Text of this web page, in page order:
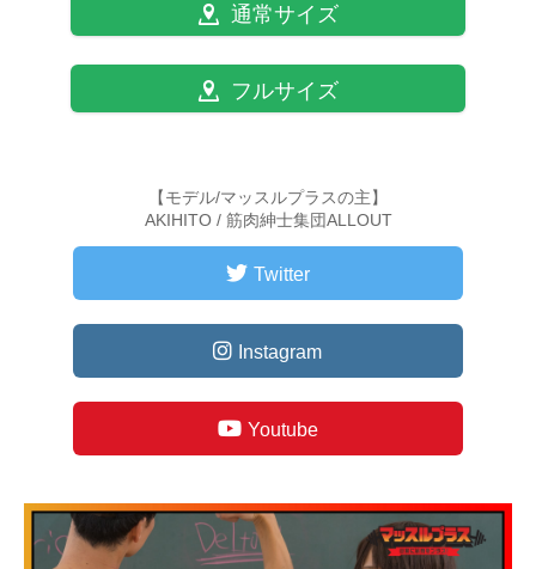
通常サイズ
フルサイズ
【モデル/マッスルプラスの主】
AKIHITO / 筋肉紳士集団ALLOUT
Twitter
Instagram
Youtube